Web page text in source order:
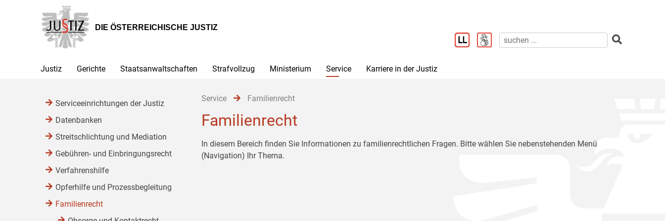
Hauptnavigation
[1]
Inhalt
[2]
Untermenü
[3]
DIE ÖSTERREICHISCHE JUSTIZ
Justiz Gerichte Staatsanwaltschaften Strafvollzug Ministerium Service Karriere in der Justiz
Service Familienrecht
Familienrecht
In diesem Bereich finden Sie Informationen zu familienrechtlichen Fragen. Bitte wählen Sie nebenstehenden Menü
(Navigation) Ihr Thema.
Serviceeinrichtungen der Justiz
Datenbanken
Streitschlichtung und Mediation
Gebühren- und Einbringungsrecht
Verfahrenshilfe
Opferhilfe und Prozessbegleitung
Familienrecht